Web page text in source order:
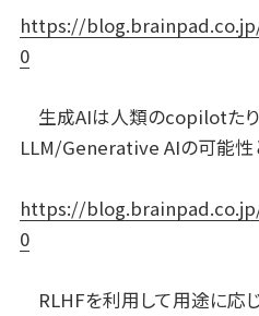
https://
0
生成AIは人類のcopilotた
LLM/Generative AIの可能性
https://
0
RLHFを利用して用途に応